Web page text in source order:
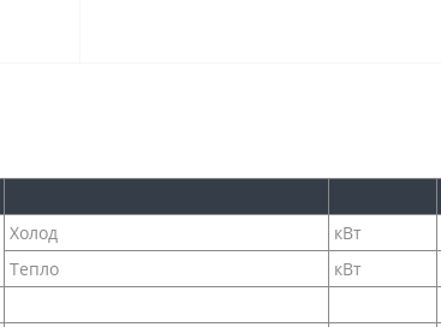
Холод кВт
Тепло
кВт